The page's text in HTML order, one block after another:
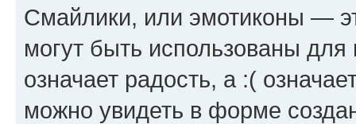
Смайлики, или эмотиконы —
могут быть использованы
означает радость, а :(
можно увидеть в форме